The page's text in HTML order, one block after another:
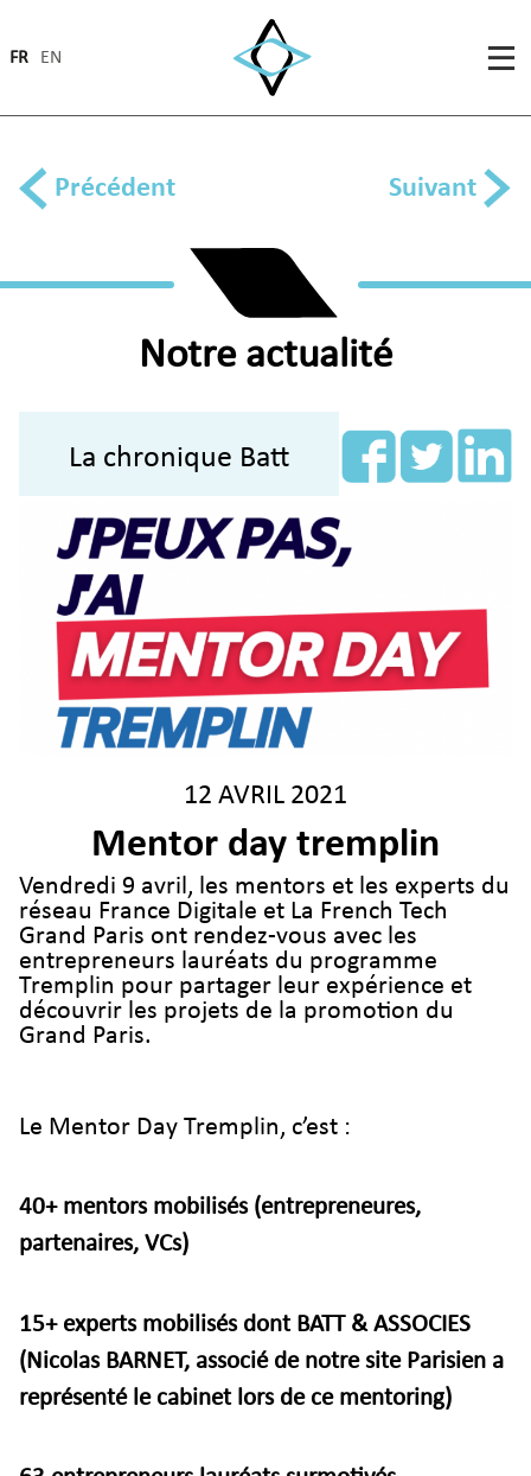
FR EN
Précédent Suivant
Notre actualité
La chronique Batt
12 AVRIL 2021
Mentor day tremplin
Vendredi 9 avril, les mentors et les experts du
réseau France Digitale et La French Tech
Grand Paris ont rendez-vous avec les
entrepreneurs lauréats du programme
Tremplin pour partager leur expérience et
découvrir les projets de la promotion du
Grand Paris.
Le Mentor Day Tremplin, c’est :
40+ mentors mobilisés (entrepreneures,
partenaires, VCs)
15+ experts mobilisés dont BATT & ASSOCIES
(Nicolas BARNET, associé de notre site Parisien a
représenté le cabinet lors de ce mentoring)